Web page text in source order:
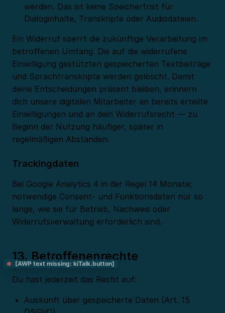
werden. Das ist keine Speicherfrist für
Dialoginhalte, Transkripte oder Audiodateien.
Ein Widerruf sperrt die zukünftige Verarbeitung im
betroffenen Umfang. Die auf die widerrufene
Einwilligung gestützten gespeicherten Textbeiträge
und Sprachtranskripte werden gelöscht. Damit
deine Entscheidungen präsent bleiben, erinnern
dich unsere digitalen Mitarbeiter an bereits erteilte
Einwilligungen und an dein Widerrufsrecht — zu
Beginn der Nutzung häufiger, später in
regelmäßigen Abständen.
Trackingdaten
Bei Google Analytics 4 in der Regel 14 Monate;
notwendige Consent- und Funktionsdaten nur so
lange, wie sie für Betrieb, Nachweis oder
Widerrufsverwaltung erforderlich sind.
13. Betroffenenrechte
Du hast jederzeit das Recht auf:
Auskunft über gespeicherte Daten (Art. 15
[AWP text missing: kiTalk.button]